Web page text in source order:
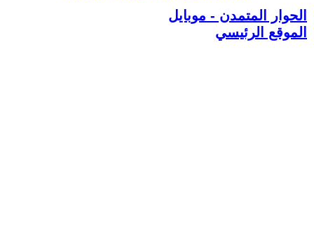
الحوار المتمدن - موبايل
الموقع الرئيسي